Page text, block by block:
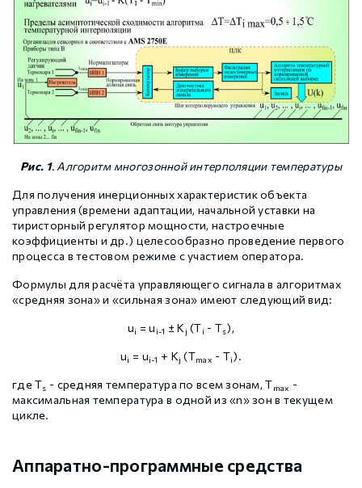
Рис. 1. Алгоритм многозонной интерполяции температуры
Для получения инерционных характеристик объекта
управления (времени адаптации, начальной уставки на
тиристорный регулятор мощности, настроечные
коэффициенты и др.) целесообразно проведение первого
процесса в тестовом режиме с участием оператора.
Формулы для расчёта управляющего сигнала в алгоритмах
«средняя зона» и «сильная зона» имеют следующий вид:
ui = ui-1 ± Kj (Ti - Ts),
ui = ui-1 + Kj (Tmax - Ti).
где Ts - средняя температура по всем зонам, Tmax -
максимальная температура в одной из «n» зон в текущем
цикле.
Аппаратно-программные средства